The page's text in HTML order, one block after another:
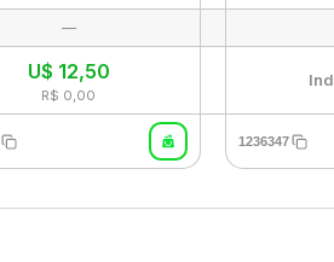
—
U$ 12,50
R$ 0,00
1236347